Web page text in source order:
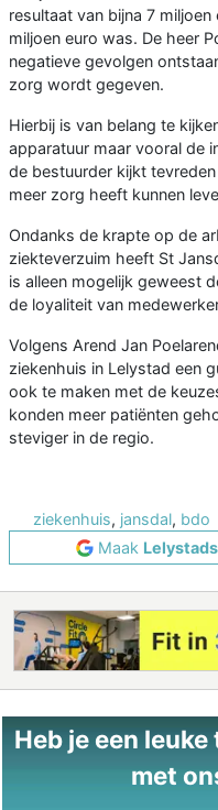
resultaat van bijna 7
miljoen euro was. De heer
negatieve gevolgen
zorg wordt gegeven.
Hierbij is van belang te
apparatuur maar vooral de
de bestuurder kijkt
meer zorg heeft kunnen
Ondanks de krapte op de
ziekteverzuim heeft St
is alleen mogelijk geweest
de loyaliteit van
Volgens Arend Jan
ziekenhuis in Lelystad een
ook te maken met de
konden meer patiënten
steviger in de regio.
ziekenhuis, jansdal, bdo
Maak
Heb je een
met